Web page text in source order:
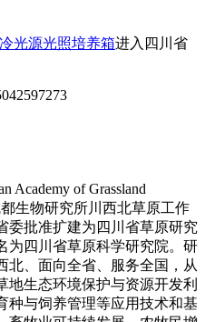
光源光照培养箱进入四川省
Academy of Grassland
生物研究所川西北草原工作
委批准扩建为四川省草原研究
为四川省草原科学研究院。研
北、面向全省、服务全国，从
地生态环境保护与资源开发利
种与饲养管理等应用技术和基